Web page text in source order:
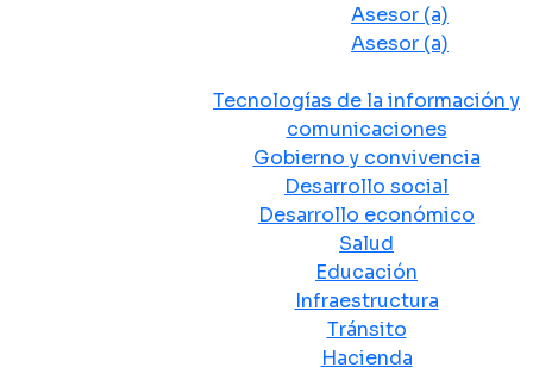
Asesor (a)
Asesor (a)
Tecnologías de la información y
comunicaciones
Gobierno y convivencia
Desarrollo social
Desarrollo económico
Salud
Educación
Infraestructura
Tránsito
Hacienda